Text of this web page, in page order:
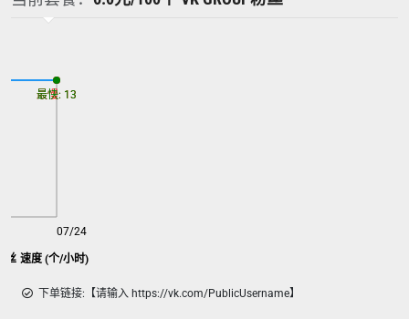
丝 速度 (个/小时)
07/24
最慢: 13
最快: 13
下单链接:【请输入 https://vk.com/PublicUsername】